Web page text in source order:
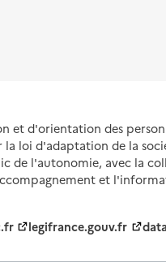
et d'orientation des
la loi d'adaptation de la
de l'autonomie, avec la
et
legifrance.gouv.fr